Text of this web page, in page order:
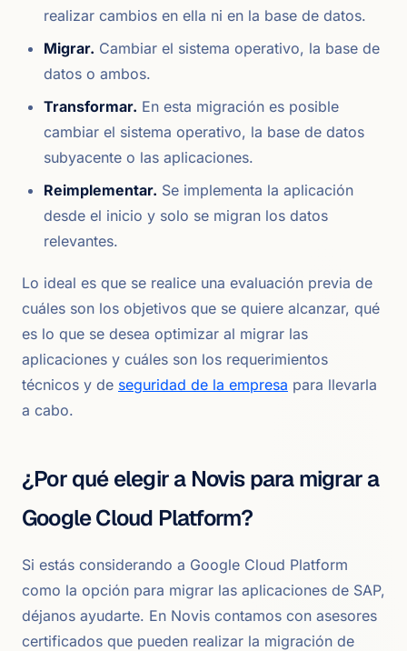
realizar cambios en ella ni en la base de datos.
Migrar. Cambiar el sistema operativo, la base de
datos o ambos.
Transformar. En esta migración es posible
cambiar el sistema operativo, la base de datos
subyacente o las aplicaciones.
Reimplementar. Se implementa la aplicación
desde el inicio y solo se migran los datos
relevantes.
Lo ideal es que se realice una evaluación previa de
cuáles son los objetivos que se quiere alcanzar, qué
es lo que se desea optimizar al migrar las
aplicaciones y cuáles son los requerimientos
técnicos y de seguridad de la empresa para llevarla
a cabo.
¿Por qué elegir a Novis para migrar a
Google Cloud Platform?
Si estás considerando a Google Cloud Platform
como la opción para migrar las aplicaciones de SAP,
déjanos ayudarte. En Novis contamos con asesores
certificados que pueden realizar la migración de